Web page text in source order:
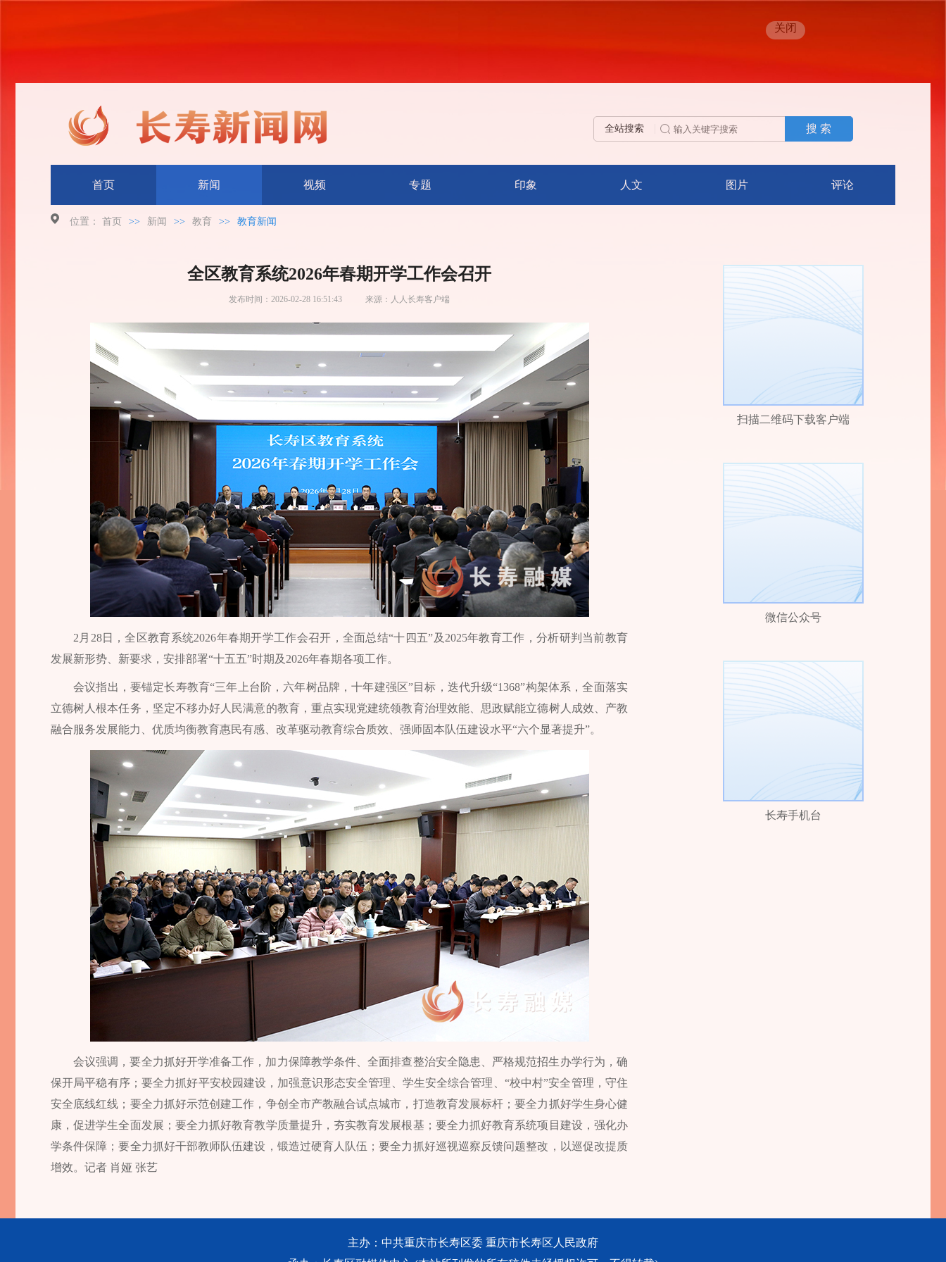
关闭
全站搜索 搜 索
首页 新闻 视频 专题 印象 人文 图片 评论
位置： 首页 >> 新闻 >> 教育 >> 教育新闻
全区教育系统2026年春期开学工作会召开
发布时间： 2026-02-28 16:51:43 来源： 人人长寿客户端
2月28日，全区教育系统2026年春期开学工作会召开，全面总结“十四五”及2025年教育工作，分析研判当前教育
发展新形势、新要求，安排部署“十五五”时期及2026年春期各项工作。
会议指出，要锚定长寿教育“三年上台阶，六年树品牌，十年建强区”目标，迭代升级“1368”构架体系，全面落实
立德树人根本任务，坚定不移办好人民满意的教育，重点实现党建统领教育治理效能、思政赋能立德树人成效、产教
融合服务发展能力、优质均衡教育惠民有感、改革驱动教育综合质效、强师固本队伍建设水平“六个显著提升”。
会议强调，要全力抓好开学准备工作，加力保障教学条件、全面排查整治安全隐患、严格规范招生办学行为，确
保开局平稳有序；要全力抓好平安校园建设，加强意识形态安全管理、学生安全综合管理、“校中村”安全管理，守住
安全底线红线；要全力抓好示范创建工作，争创全市产教融合试点城市，打造教育发展标杆；要全力抓好学生身心健
康，促进学生全面发展；要全力抓好教育教学质量提升，夯实教育发展根基；要全力抓好教育系统项目建设，强化办
学条件保障；要全力抓好干部教师队伍建设，锻造过硬育人队伍；要全力抓好巡视巡察反馈问题整改，以巡促改提质
增效。记者 肖娅 张艺
扫描二维码下载客户端
微信公众号
长寿手机台
主办：中共重庆市长寿区委 重庆市长寿区人民政府